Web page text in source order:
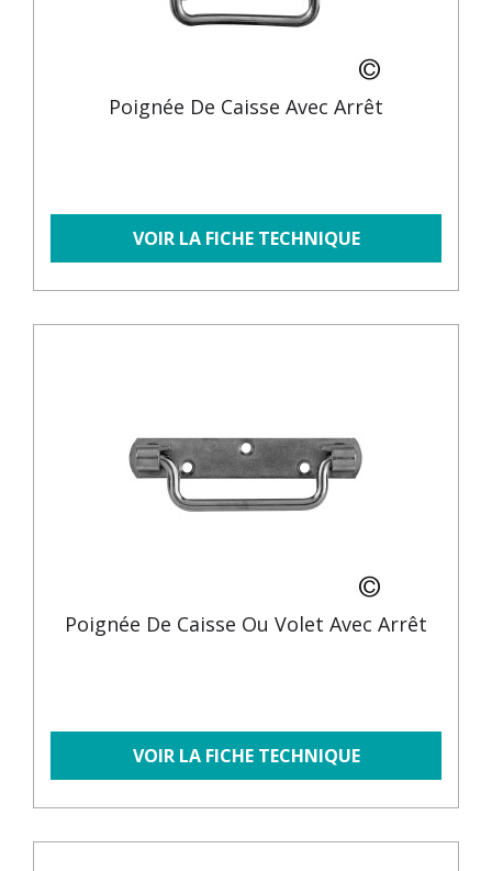
Poignée De Caisse Avec Arrêt
VOIR LA FICHE TECHNIQUE
Poignée De Caisse Ou Volet Avec Arrêt
VOIR LA FICHE TECHNIQUE